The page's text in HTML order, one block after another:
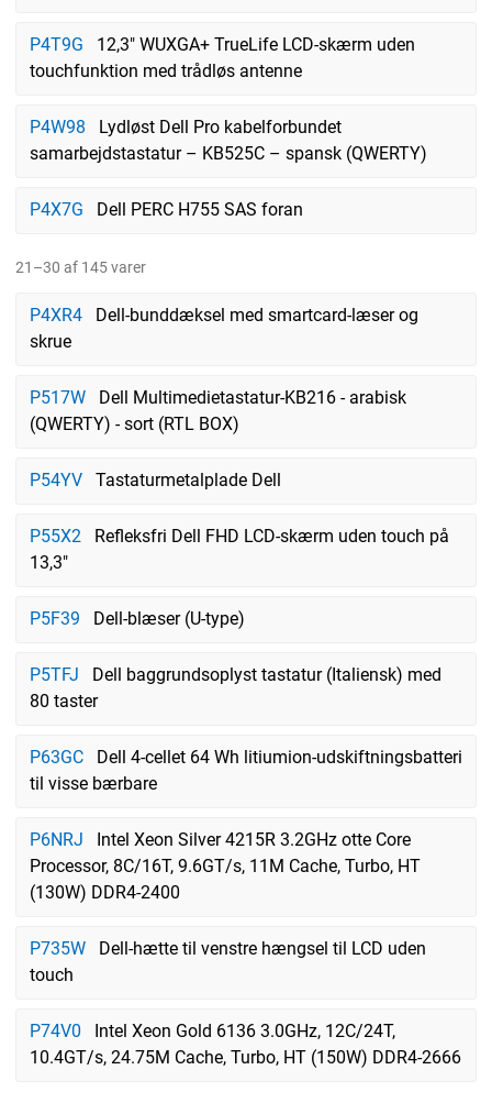
P4T9G
12,3" WUXGA+ TrueLife LCD-skærm uden
touchfunktion med trådløs antenne
P4W98
Lydløst Dell Pro kabelforbundet
samarbejdstastatur – KB525C – spansk (QWERTY)
P4X7G Dell PERC H755 SAS foran
21–30 af 145 varer
P4XR4
Dell-bunddæksel med smartcard-læser og
skrue
P517W
Dell Multimedietastatur-KB216 - arabisk
(QWERTY) - sort (RTL BOX)
P54YV Tastaturmetalplade Dell
P55X2
Refleksfri Dell FHD LCD-skærm uden touch på
13,3"
P5F39 Dell-blæser (U-type)
P5TFJ
Dell baggrundsoplyst tastatur (Italiensk) med
80 taster
P63GC
Dell 4-cellet 64 Wh litiumion-udskiftningsbatteri
til visse bærbare
P6NRJ
Intel Xeon Silver 4215R 3.2GHz otte Core
Processor, 8C/16T, 9.6GT/s, 11M Cache, Turbo, HT
(130W) DDR4-2400
P735W
Dell-hætte til venstre hængsel til LCD uden
touch
P74V0
Intel Xeon Gold 6136 3.0GHz, 12C/24T,
10.4GT/s, 24.75M Cache, Turbo, HT (150W) DDR4-2666